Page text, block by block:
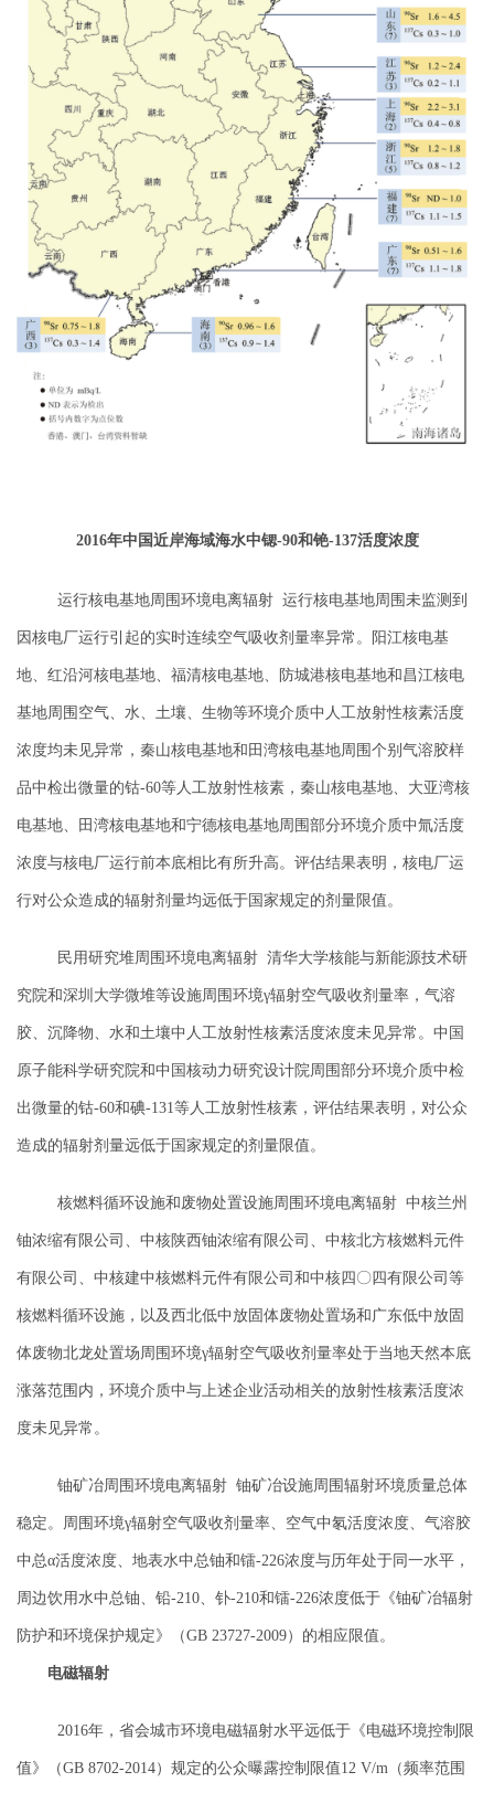
2016年中国近岸海域海水中锶-90和铯-137活度浓度
运行核电基地周围环境电离辐射 运行核电基地周围未监测到
因核电厂运行引起的实时连续空气吸收剂量率异常。阳江核电基
地、红沿河核电基地、福清核电基地、防城港核电基地和昌江核电
基地周围空气、水、土壤、生物等环境介质中人工放射性核素活度
浓度均未见异常，秦山核电基地和田湾核电基地周围个别气溶胶样
品中检出微量的钴-60等人工放射性核素，秦山核电基地、大亚湾核
电基地、田湾核电基地和宁德核电基地周围部分环境介质中氚活度
浓度与核电厂运行前本底相比有所升高。评估结果表明，核电厂运
行对公众造成的辐射剂量均远低于国家规定的剂量限值。
民用研究堆周围环境电离辐射 清华大学核能与新能源技术研
究院和深圳大学微堆等设施周围环境γ辐射空气吸收剂量率，气溶
胶、沉降物、水和土壤中人工放射性核素活度浓度未见异常。中国
原子能科学研究院和中国核动力研究设计院周围部分环境介质中检
出微量的钴-60和碘-131等人工放射性核素，评估结果表明，对公众
造成的辐射剂量远低于国家规定的剂量限值。
核燃料循环设施和废物处置设施周围环境电离辐射 中核兰州
铀浓缩有限公司、中核陕西铀浓缩有限公司、中核北方核燃料元件
有限公司、中核建中核燃料元件有限公司和中核四〇四有限公司等
核燃料循环设施，以及西北低中放固体废物处置场和广东低中放固
体废物北龙处置场周围环境γ辐射空气吸收剂量率处于当地天然本底
涨落范围内，环境介质中与上述企业活动相关的放射性核素活度浓
度未见异常。
铀矿冶周围环境电离辐射 铀矿冶设施周围辐射环境质量总体
稳定。周围环境γ辐射空气吸收剂量率、空气中氡活度浓度、气溶胶
中总α活度浓度、地表水中总铀和镭-226浓度与历年处于同一水平，
周边饮用水中总铀、铅-210、钋-210和镭-226浓度低于《铀矿冶辐射
防护和环境保护规定》（GB 23727-2009） 的相应限值。
电磁辐射
2016年，省会城市环境电磁辐射水平远低于《电磁环境控制限
值》（GB 8702-2014）规定的公众曝露控制限值12 V/m（频率范围